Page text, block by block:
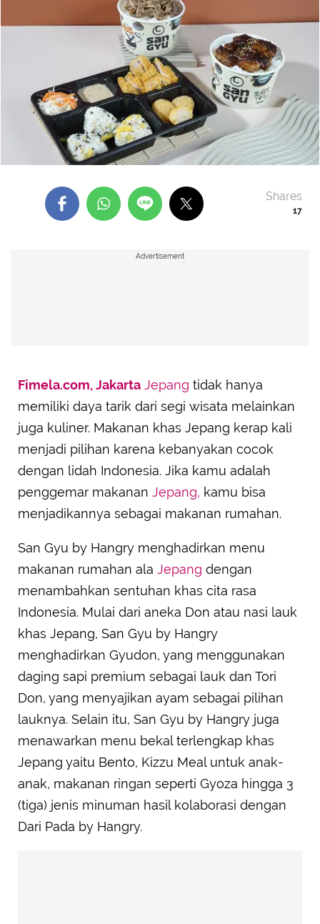
17
Shares
Advertisement
Fimela.com, Jakarta Jepang tidak hanya
memiliki daya tarik dari segi wisata melainkan
juga kuliner. Makanan khas Jepang kerap kali
menjadi pilihan karena kebanyakan cocok
dengan lidah Indonesia. Jika kamu adalah
penggemar makanan Jepang, kamu bisa
menjadikannya sebagai makanan rumahan.
San Gyu by Hangry menghadirkan menu
makanan rumahan ala Jepang dengan
menambahkan sentuhan khas cita rasa
Indonesia. Mulai dari aneka Don atau nasi lauk
khas Jepang, San Gyu by Hangry
menghadirkan Gyudon, yang menggunakan
daging sapi premium sebagai lauk dan Tori
Don, yang menyajikan ayam sebagai pilihan
lauknya. Selain itu, San Gyu by Hangry juga
menawarkan menu bekal terlengkap khas
Jepang yaitu Bento, Kizzu Meal untuk anak-
anak, makanan ringan seperti Gyoza hingga 3
(tiga) jenis minuman hasil kolaborasi dengan
Dari Pada by Hangry.